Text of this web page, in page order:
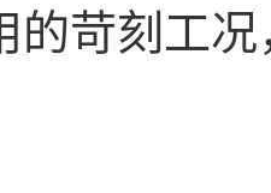
的苛刻工